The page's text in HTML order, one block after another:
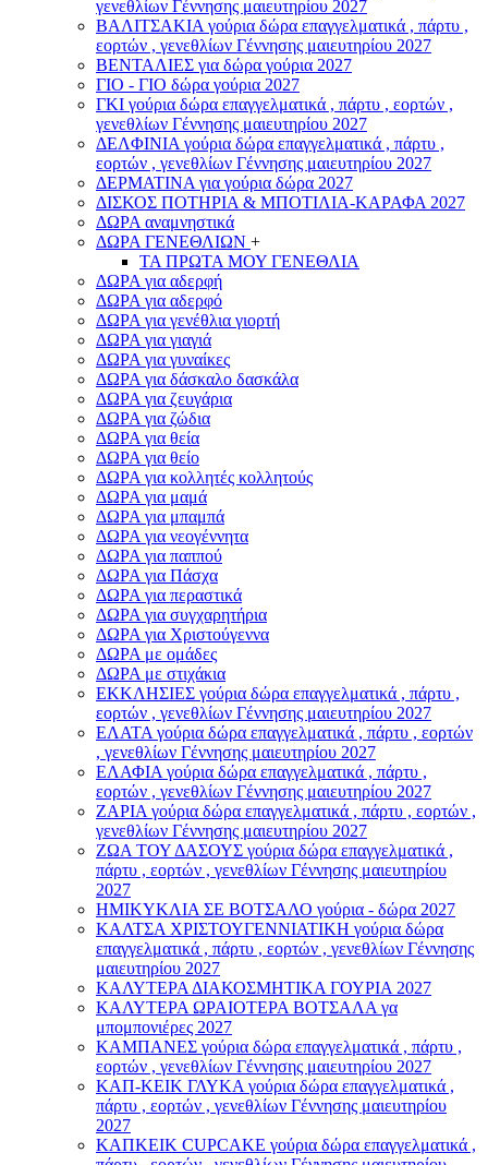
γενεθλίων Γέννησης μαιευτηρίου 2027
ΒΑΛΙΤΣΑΚΙΑ γούρια δώρα επαγγελματικά , πάρτυ ,
εορτών , γενεθλίων Γέννησης μαιευτηρίου 2027
ΒΕΝΤΑΛΙΕΣ για δώρα γούρια 2027
ΓΙΟ - ΓΙΟ δώρα γούρια 2027
ΓΚΙ γούρια δώρα επαγγελματικά , πάρτυ , εορτών ,
γενεθλίων Γέννησης μαιευτηρίου 2027
ΔΕΛΦΙΝΙΑ γούρια δώρα επαγγελματικά , πάρτυ ,
εορτών , γενεθλίων Γέννησης μαιευτηρίου 2027
ΔΕΡΜΑΤΙΝΑ για γούρια δώρα 2027
ΔΙΣΚΟΣ ΠΟΤΗΡΙΑ & ΜΠΟΤΙΛΙΑ-ΚΑΡΑΦΑ 2027
ΔΩΡΑ αναμνηστικά
ΔΩΡΑ ΓΕΝΕΘΛΙΩΝ +
ΤΑ ΠΡΩΤΑ ΜΟΥ ΓΕΝΕΘΛΙΑ
ΔΩΡΑ για αδερφή
ΔΩΡΑ για αδερφό
ΔΩΡΑ για γενέθλια γιορτή
ΔΩΡΑ για γιαγιά
ΔΩΡΑ για γυναίκες
ΔΩΡΑ για δάσκαλο δασκάλα
ΔΩΡΑ για ζευγάρια
ΔΩΡΑ για ζώδια
ΔΩΡΑ για θεία
ΔΩΡΑ για θείο
ΔΩΡΑ για κολλητές κολλητούς
ΔΩΡΑ για μαμά
ΔΩΡΑ για μπαμπά
ΔΩΡΑ για νεογέννητα
ΔΩΡΑ για παππού
ΔΩΡΑ για Πάσχα
ΔΩΡΑ για περαστικά
ΔΩΡΑ για συγχαρητήρια
ΔΩΡΑ για Χριστούγεννα
ΔΩΡΑ με ομάδες
ΔΩΡΑ με στιχάκια
ΕΚΚΛΗΣΙΕΣ γούρια δώρα επαγγελματικά , πάρτυ ,
εορτών , γενεθλίων Γέννησης μαιευτηρίου 2027
ΕΛΑΤΑ γούρια δώρα επαγγελματικά , πάρτυ , εορτών
, γενεθλίων Γέννησης μαιευτηρίου 2027
ΕΛΑΦΙΑ γούρια δώρα επαγγελματικά , πάρτυ ,
εορτών , γενεθλίων Γέννησης μαιευτηρίου 2027
ΖΑΡΙΑ γούρια δώρα επαγγελματικά , πάρτυ , εορτών ,
γενεθλίων Γέννησης μαιευτηρίου 2027
ΖΩΑ ΤΟΥ ΔΑΣΟΥΣ γούρια δώρα επαγγελματικά ,
πάρτυ , εορτών , γενεθλίων Γέννησης μαιευτηρίου
2027
ΗΜΙΚΥΚΛΙΑ ΣΕ ΒΟΤΣΑΛΟ γούρια - δώρα 2027
ΚΑΛΤΣΑ ΧΡΙΣΤΟΥΓΕΝΝΙΑΤΙΚΗ γούρια δώρα
επαγγελματικά , πάρτυ , εορτών , γενεθλίων Γέννησης
μαιευτηρίου 2027
ΚΑΛΥΤΕΡΑ ΔΙΑΚΟΣΜΗΤΙΚΑ ΓΟΥΡΙΑ 2027
ΚΑΛΥΤΕΡΑ ΩΡΑΙΟΤΕΡΑ ΒΟΤΣΑΛΑ γα
μπομπονιέρες 2027
ΚΑΜΠΑΝΕΣ γούρια δώρα επαγγελματικά , πάρτυ ,
εορτών , γενεθλίων Γέννησης μαιευτηρίου 2027
ΚΑΠ-ΚΕΙΚ ΓΛΥΚΑ γούρια δώρα επαγγελματικά ,
πάρτυ , εορτών , γενεθλίων Γέννησης μαιευτηρίου
2027
ΚΑΠΚΕΙΚ CUPCAKE γούρια δώρα επαγγελματικά ,